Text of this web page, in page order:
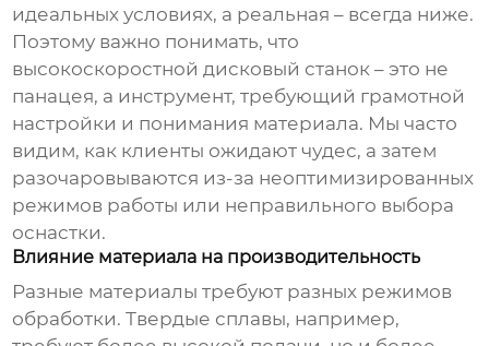
идеальных условиях, а реальная – всегда ниже.
Поэтому важно понимать, что
высокоскоростной дисковый станок – это не
панацея, а инструмент, требующий грамотной
настройки и понимания материала. Мы часто
видим, как клиенты ожидают чудес, а затем
разочаровываются из-за неоптимизированных
режимов работы или неправильного выбора
оснастки.
Влияние материала на производительность
Разные материалы требуют разных режимов
обработки. Твердые сплавы, например,